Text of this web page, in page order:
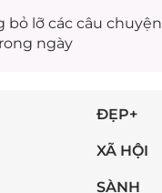
bỏ lỡ các câu chuyện
ngày
ĐẸP+
XÃ HỘI
SÀNH